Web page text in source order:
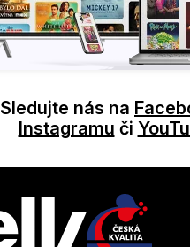
Sledujte nás na
Instagramu či